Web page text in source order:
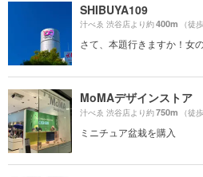
SHIBUYA109
汁べゑ 渋谷店より約400m （徒
さて、本題行きますか！女
MoMAデザインストア
汁べゑ 渋谷店より約750m （徒
ミニチュア盆栽を購入